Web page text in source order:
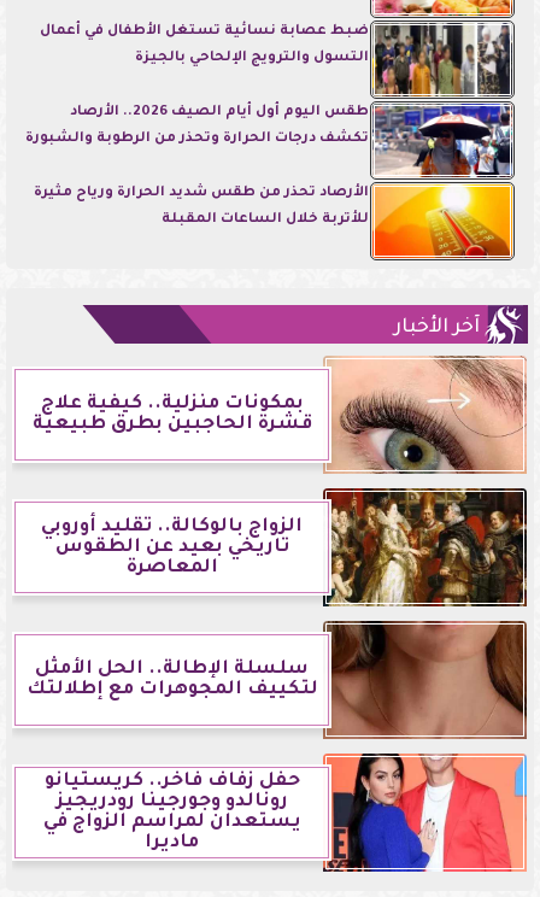
ضبط عصابة نسائية تستغل الأطفال في أعمال
التسول والترويج الإلحاحي بالجيزة
طقس اليوم أول أيام الصيف 2026.. الأرصاد
تكشف درجات الحرارة وتحذر من الرطوبة والشبورة
الأرصاد تحذر من طقس شديد الحرارة ورياح مثيرة
للأتربة خلال الساعات المقبلة
آخر الأخبار
بمكونات منزلية.. كيفية علاج
قشرة الحاجبين بطرق طبيعية
الزواج بالوكالة.. تقليد أوروبي
تاريخي بعيد عن الطقوس
المعاصرة
سلسلة الإطالة.. الحل الأمثل
لتكييف المجوهرات مع إطلالتك
حفل زفاف فاخر.. كريستيانو
رونالدو وجورجينا رودريجيز
يستعدان لمراسم الزواج في
ماديرا